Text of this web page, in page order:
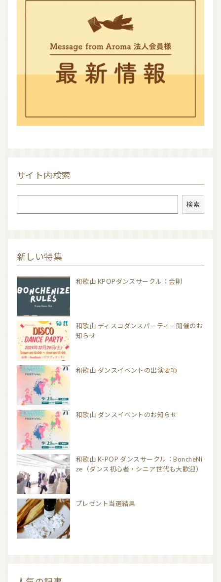
サイト内検索
検索
新しい特集
和歌山 KPOPダンスサークル：会則
和歌山 ディスコダンスパーティー開催のお
知らせ
和歌山 ダンスイベントの出演要項
和歌山 ダンスイベントのお知らせ
和歌山 K-POP ダンスサークル：BoncheNi
ze（ダンス初心者・シニア世代も大歓迎）
プレゼント当選結果